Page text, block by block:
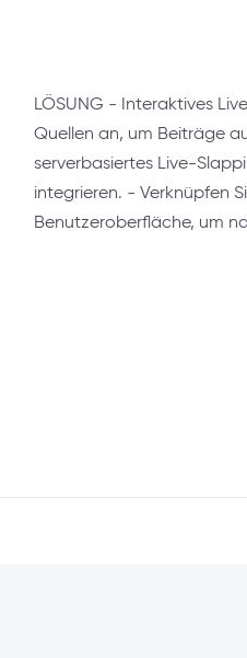
LÖSUNG - Interaktives
Quellen an, um Beiträge
serverbasiertes Live-
integrieren. - Verknüpfen
Benutzeroberfläche, um